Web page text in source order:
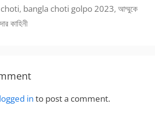
, bangla choti golpo 2023,আম্মুকে
কাহিনী
logged in to post a comment.